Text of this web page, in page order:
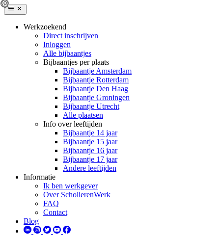
Werkzoekend
Direct inschrijven
Inloggen
Alle bijbaantjes
Bijbaantjes per plaats
Bijbaantje Amsterdam
Bijbaantje Rotterdam
Bijbaantje Den Haag
Bijbaantje Groningen
Bijbaantje Utrecht
Alle plaatsen
Info over leeftijden
Bijbaantje 14 jaar
Bijbaantje 15 jaar
Bijbaantje 16 jaar
Bijbaantje 17 jaar
Andere leeftijden
Informatie
Ik ben werkgever
Over ScholierenWerk
FAQ
Contact
Blog